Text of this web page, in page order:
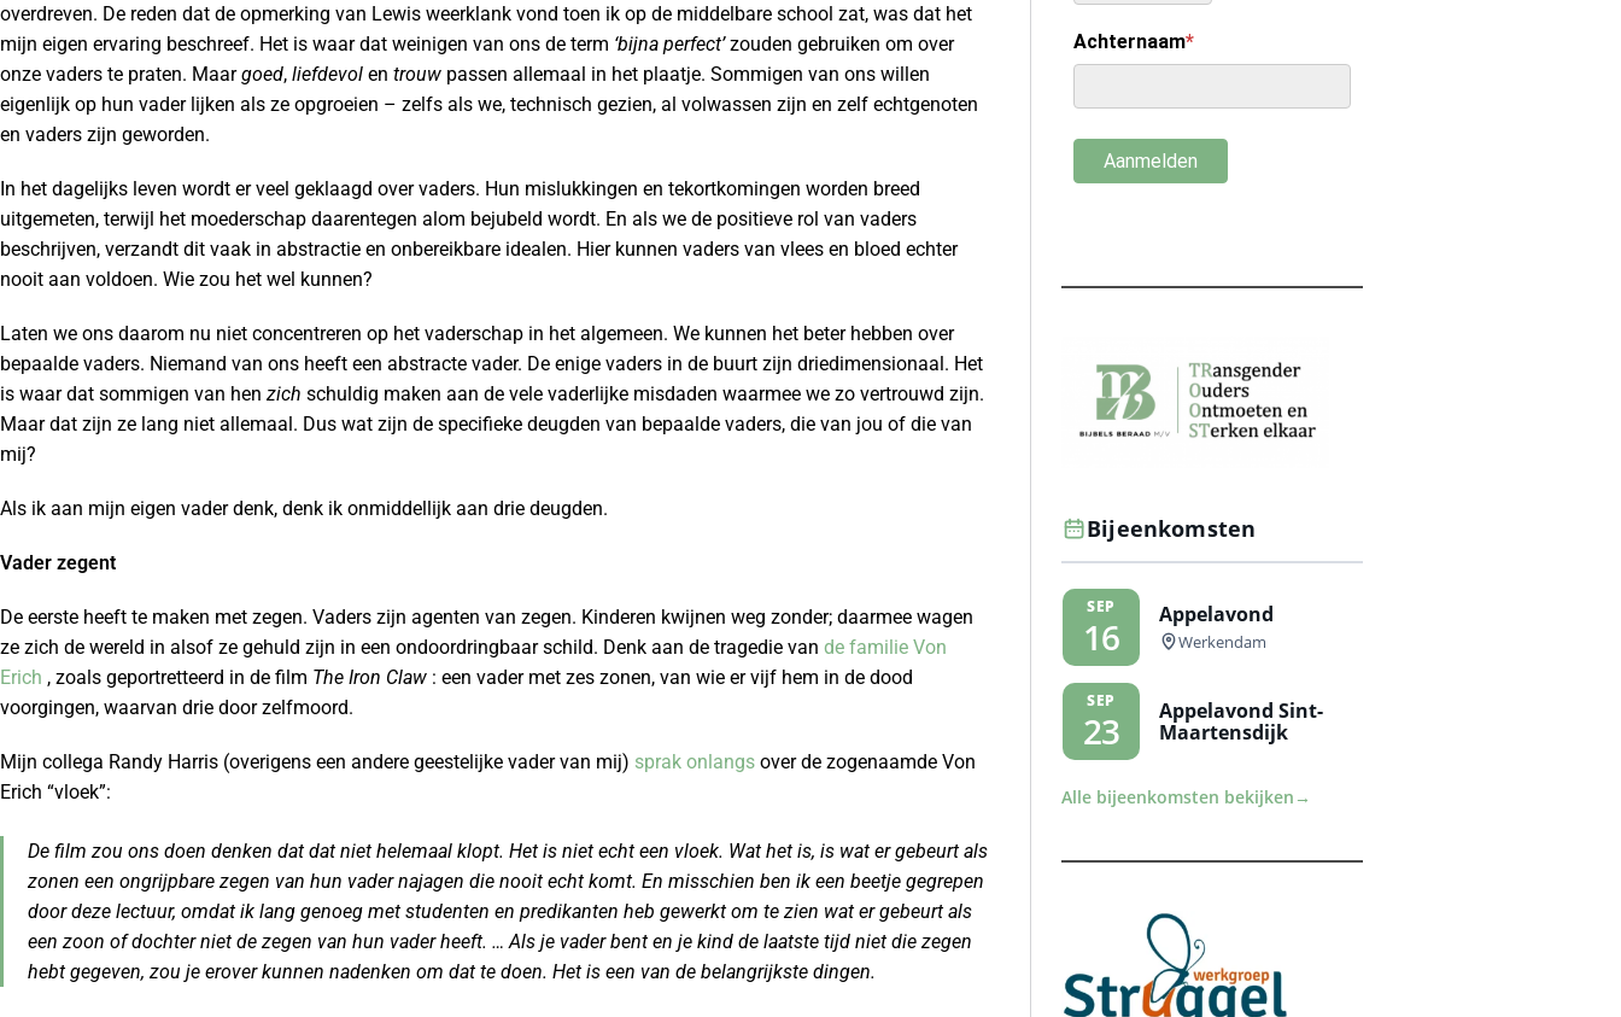
overdreven. De reden dat de opmerking van Lewis weerklank vond toen ik op de middelbare school zat, was dat het
mijn eigen ervaring beschreef. Het is waar dat weinigen van ons de term ‘bijna perfect’zouden gebruiken om over
onze vaders te praten. Maargoed, liefdevol en trouw passen allemaal in het plaatje. Sommigen van ons willen
eigenlijk op hun vader lijken als ze opgroeien – zelfs als we, technisch gezien, al volwassen zijn en zelf echtgenoten
en vaders zijn geworden.
In het dagelijks leven wordt er veel geklaagd over vaders. Hun mislukkingen en tekortkomingen worden breed
uitgemeten, terwijl het moederschap daarentegen alom bejubeld wordt. En als we de positieve rol van vaders
beschrijven, verzandt dit vaak in abstractie en onbereikbare idealen. Hier kunnen vaders van vlees en bloed echter
nooit aan voldoen. Wie zou het wel kunnen?
Laten we ons daarom nu niet concentreren op het vaderschap in het algemeen. We kunnen het beter hebben over
bepaalde vaders. Niemand van ons heeft een abstracte vader. De enige vaders in de buurt zijn driedimensionaal. Het
is waar dat sommigen van hen zich schuldig maken aan de vele vaderlijke misdaden waarmee we zo vertrouwd zijn.
Maar dat zijn ze lang niet allemaal. Dus wat zijn de specifieke deugden van bepaalde vaders, die van jou of die van
mij?
Als ik aan mijn eigen vader denk, denk ik onmiddellijk aan drie deugden.
Vader zegent
De eerste heeft te maken met zegen. Vaders zijn agenten van zegen. Kinderen kwijnen weg zonder; daarmee wagen
ze zich de wereld in alsof ze gehuld zijn in een ondoordringbaar schild. Denk aan de tragedie van de familie Von
Erich , zoals geportretteerd in de film The Iron Claw : een vader met zes zonen, van wie er vijf hem in de dood
voorgingen, waarvan drie door zelfmoord.
Mijn collega Randy Harris (overigens een andere geestelijke vader van mij) sprak onlangs over de zogenaamde Von
Erich “vloek”:
De film zou ons doen denken dat dat niet helemaal klopt. Het is niet echt een vloek. Wat het is, is wat er gebeurt als
zonen een ongrijpbare zegen van hun vader najagen die nooit echt komt. En misschien ben ik een beetje gegrepen
door deze lectuur, omdat ik lang genoeg met studenten en predikanten heb gewerkt om te zien wat er gebeurt als
een zoon of dochter niet de zegen van hun vader heeft. … Als je vader bent en je kind de laatste tijd niet die zegen
hebt gegeven, zou je erover kunnen nadenken om dat te doen. Het is een van de belangrijkste dingen.
Bijeenkomsten
SEP
16
Appelavond
Werkendam
SEP
23
Appelavond Sint-
Maartensdijk
Alle bijeenkomsten bekijken →